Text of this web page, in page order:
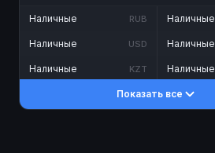
Наличные RUB
Наличные USD
Наличные KZT
Наличные
Наличные
Наличные
Показать все